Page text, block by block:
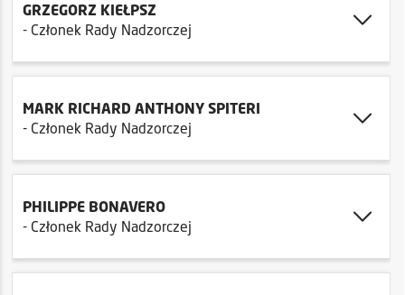
GRZEGORZ KIEŁPSZ
- Członek Rady Nadzorczej
MARK RICHARD ANTHONY SPITERI
- Członek Rady Nadzorczej
PHILIPPE BONAVERO
- Członek Rady Nadzorczej